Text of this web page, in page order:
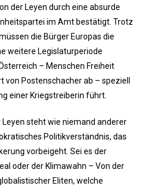
der Leyen durch eine absurde
im Amt bestätigt. Trotz
die Bürger Europas die
weitere Legislaturperiode
– Menschen Freiheit
von Postenschacher ab – speziell
einer Kriegstreiberin führt.
Leyen steht wie niemand anderer
Politikverständnis, das
vorbeigeht. Sei es der
oder der Klimawahn – Von der
Eliten, welche